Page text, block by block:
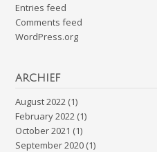
Entries feed
Comments feed
WordPress.org
ARCHIEF
August 2022 (1)
February 2022 (1)
October 2021 (1)
September 2020 (1)